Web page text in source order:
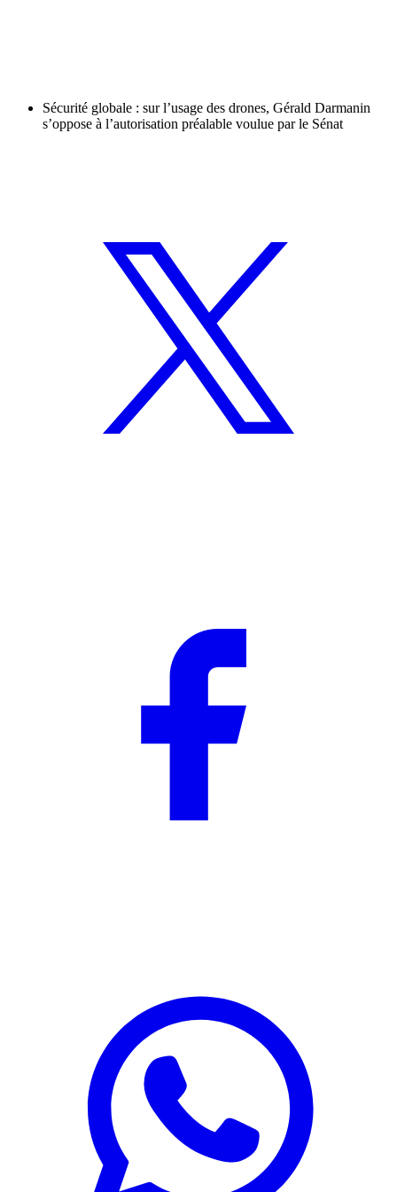
Sécurité globale : sur l’usage des drones, Gérald Darmanin
s’oppose à l’autorisation préalable voulue par le Sénat